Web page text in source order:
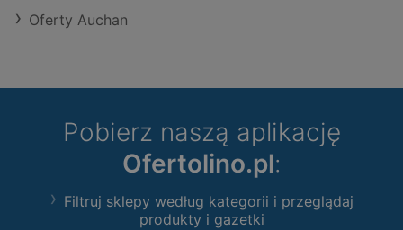
Oferty Auchan
Pobierz naszą aplikację
Ofertolino.pl:
Filtruj sklepy według kategorii i przeglądaj
produkty i gazetki